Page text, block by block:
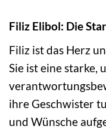
Filiz Elibol: Die
Filiz ist das Herz
Sie ist eine starke,
ihre Geschwister
und Wünsche